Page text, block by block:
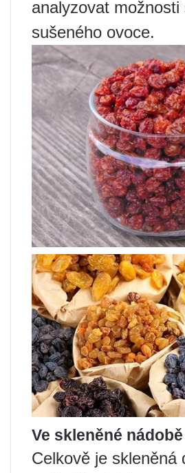
analyzovat
sušeného ovoce.
Ve skleněné nádobě
Celkově je skleněná